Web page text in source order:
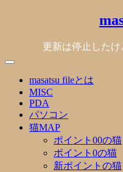
更新は停止した
masatsu fileとは
MISC
PDA
パソコン
猫MAP
ポイント00の猫
ポイント0の猫
新ポイントの猫